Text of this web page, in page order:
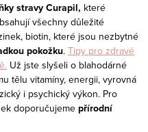
stravy Curapil, které
všechny důležité
biotin, které jsou nezbytné
pokožku. Tipy pro zdravé
Už jste slyšeli o blahodárné
tělu vitamíny, energii, vyrovná
i psychický výkon. Pro
doporučujeme přírodní